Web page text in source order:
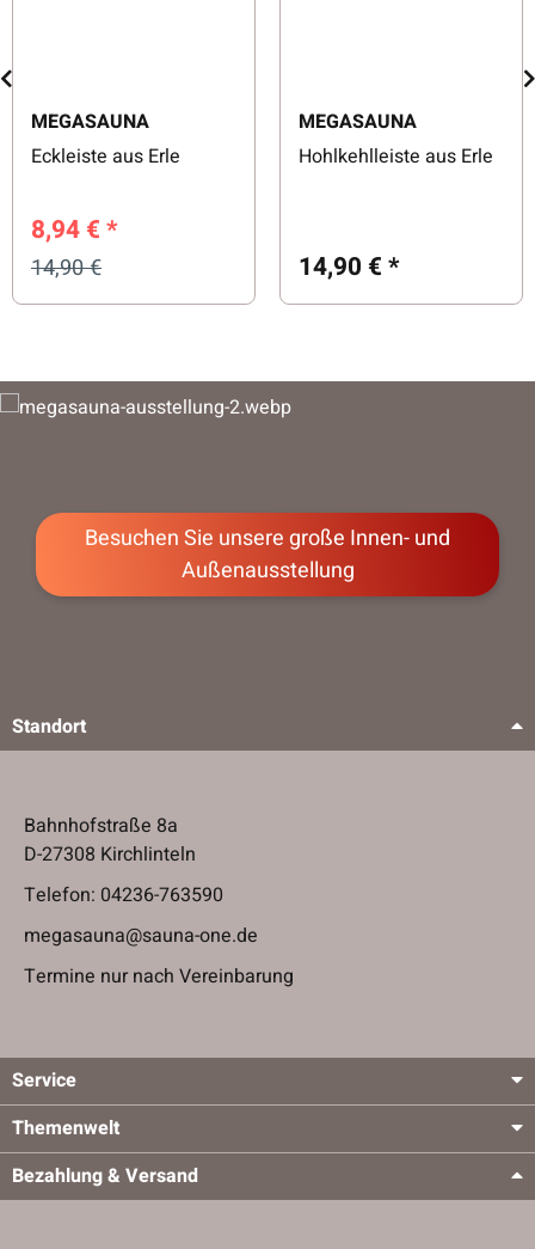
MEGASAUNA
Eckleiste aus Erle
8,94 €*
14,90 €
MEGASAUNA
Hohlkehlleiste aus Erle
14,90 €*
Besuchen Sie unsere große Innen- und
Außenausstellung
Besuchen Sie unsere große Innen- und
Außenausstellung
Standort
Bahnhofstraße 8a
D-27308 Kirchlinteln
Telefon: 04236-763590
megasauna@sauna-one.de
Termine nur nach Vereinbarung
Service
Themenwelt
Bezahlung & Versand